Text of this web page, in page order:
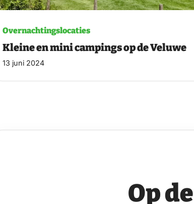
Overnachtingslocaties
Kleine en mini campings op de Veluwe
13 juni 2024
Op